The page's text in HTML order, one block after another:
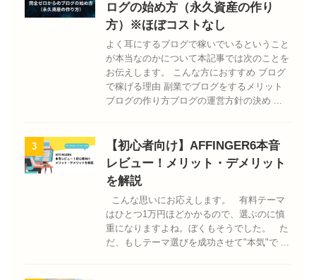
ログの始め方（永久資産の作り
方）※ほぼコストなし
よく耳にするブログで稼いでいるということ
が本当なのかについて本記事では次のことを
お伝えします。 こんな方におすすめ ブログ
で稼げる理由 副業でブログをするメリット
ブログの作り方ブログの運営方針の決め ...
3
【初心者向け】AFFINGER6本音
レビュー！メリット・デメリット
を解説
こんな思いにお応えします。 有料テーマ
はひとつ1万円ほどかかるので、選ぶのに慎
重になりますよね。ぼくもそうでした。 た
だ、もしテーマ選びを成功させて"本気"で ...